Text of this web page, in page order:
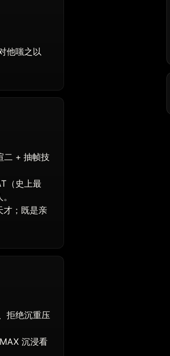
他嗤之以
二 + 抽帧技
（史上最
才；既是亲
拒绝沉重压
沉浸看